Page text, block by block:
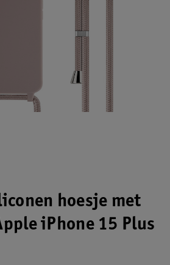
hoesje met
iPhone 15 Plus